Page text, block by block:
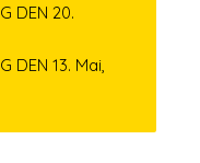
DEN 20.
DEN 13. Mai,